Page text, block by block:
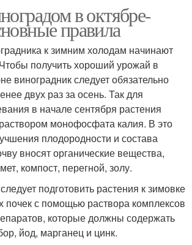
в октябре-
правила
к зимним холодам начинают
получить хороший урожай в
виноградник следует обязательно
двух раз за осень. Так для
в начале сентября растения
монофосфата калия. В это
плодородности и состава
вносят органические вещества,
компост, перегной, золу.
подготовить растения к зимовке
почек с помощью раствора комплексов
которые должны содержать
йод, марганец и цинк.